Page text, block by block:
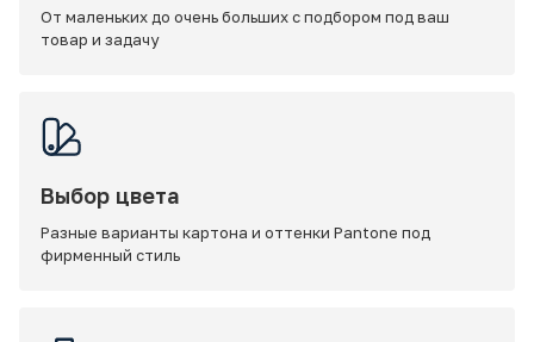
От маленьких до очень больших с подбором под ваш
товар и задачу
Выбор цвета
Разные варианты картона и оттенки Pantone под
фирменный стиль